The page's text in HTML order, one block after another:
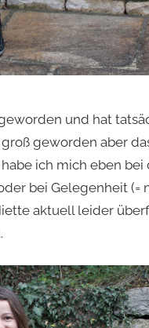
und hat
geworden aber
ich mich eben
bei Gelegenheit (=
aktuell leider